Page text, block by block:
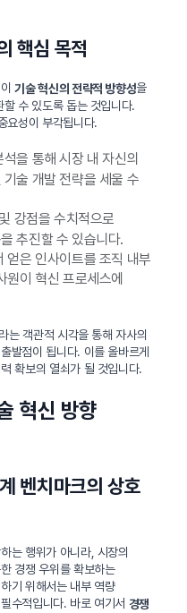
핵심 목적
이기술 혁신의 전략적 방향성을
수 있도록 돕는 것입니다.
요성이 부각됩니다.
을 통해 시장 내 자신의
술 개발 전략을 세울 수
강점을 수치적으로
추진할 수 있습니다.
얻은 인사이트를 조직 내부
이 혁신 프로세스에
는 객관적 시각을 통해 자사의
발점이 됩니다. 이를 올바르게
확보의 열쇠가 될 것입니다.
혁신 방향
벤치마크의 상호
는 행위가 아니라, 시장의
경쟁 우위를 확보하는
기 위해서는 내부 역량
수적입니다. 바로 여기서 경쟁